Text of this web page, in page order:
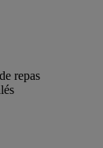
repas